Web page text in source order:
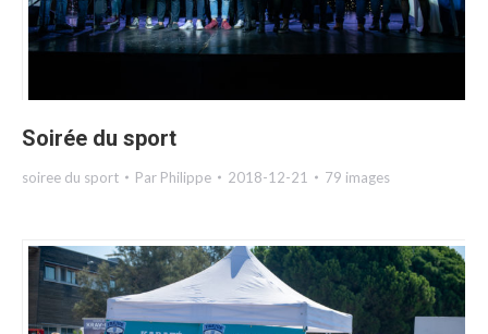
Soirée du sport
soiree du sport Par Philippe 2018-12-21 79 images